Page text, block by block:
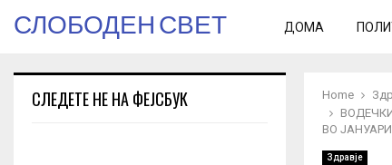
СЛОБОДЕН СВЕТ ДОМА
Home
ВО
Здравје
СЛЕДЕТЕ НЕ НА ФЕЈСБУК